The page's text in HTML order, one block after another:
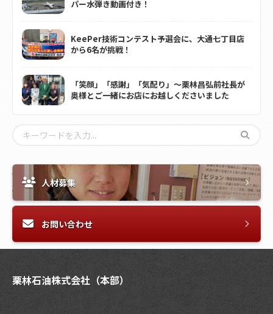
パー水弾き動画付き！
KeePer技術コンテスト予選会に、大通七丁目店
から6名が挑戦！
「笑顔」「感謝」「気配り」～栗林昌弘前社長が
奥様とご一緒にお店にお越しくださいました
人材募集
お問い合わせ
栗林石油株式会社（本部）